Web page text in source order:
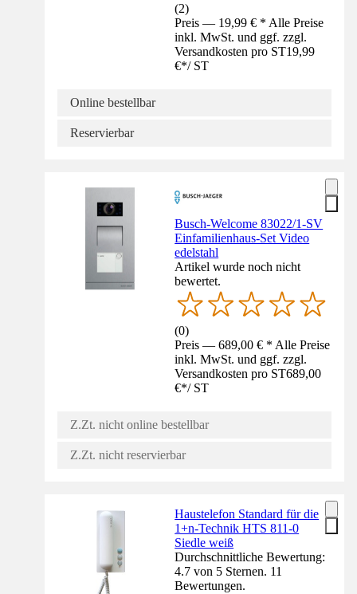
(2)
Preis — 19,99 € * Alle Preise
inkl. MwSt. und ggf. zzgl.
Versandkosten pro ST19,99
€*/ ST
Online bestellbar
Reservierbar
Busch-Welcome 83022/1-SV
Einfamilienhaus-Set Video
edelstahl
Artikel wurde noch nicht
bewertet.
(0)
Preis — 689,00 € * Alle Preise
inkl. MwSt. und ggf. zzgl.
Versandkosten pro ST689,00
€*/ ST
Z.Zt. nicht online bestellbar
Z.Zt. nicht reservierbar
Haustelefon Standard für die
1+n-Technik HTS 811-0
Siedle weiß
Durchschnittliche Bewertung:
4.7 von 5 Sternen. 11
Bewertungen.